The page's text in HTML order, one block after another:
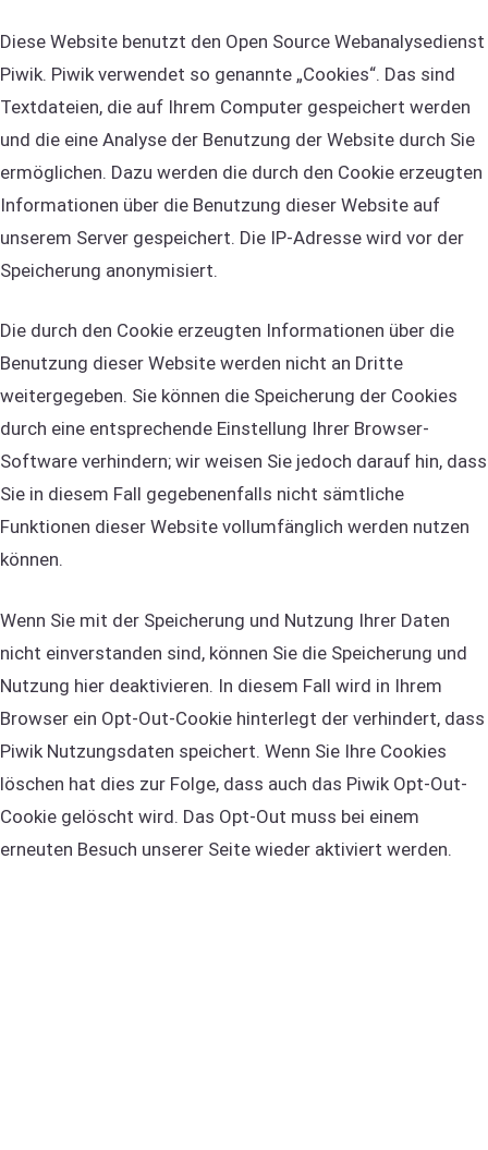
Diese Website benutzt den Open Source Webanalysedienst
Piwik. Piwik verwendet so genannte „Cookies“. Das sind
Textdateien, die auf Ihrem Computer gespeichert werden
und die eine Analyse der Benutzung der Website durch Sie
ermöglichen. Dazu werden die durch den Cookie erzeugten
Informationen über die Benutzung dieser Website auf
unserem Server gespeichert. Die IP-Adresse wird vor der
Speicherung anonymisiert.
Die durch den Cookie erzeugten Informationen über die
Benutzung dieser Website werden nicht an Dritte
weitergegeben. Sie können die Speicherung der Cookies
durch eine entsprechende Einstellung Ihrer Browser-
Software verhindern; wir weisen Sie jedoch darauf hin, dass
Sie in diesem Fall gegebenenfalls nicht sämtliche
Funktionen dieser Website vollumfänglich werden nutzen
können.
Wenn Sie mit der Speicherung und Nutzung Ihrer Daten
nicht einverstanden sind, können Sie die Speicherung und
Nutzung hier deaktivieren. In diesem Fall wird in Ihrem
Browser ein Opt-Out-Cookie hinterlegt der verhindert, dass
Piwik Nutzungsdaten speichert. Wenn Sie Ihre Cookies
löschen hat dies zur Folge, dass auch das Piwik Opt-Out-
Cookie gelöscht wird. Das Opt-Out muss bei einem
erneuten Besuch unserer Seite wieder aktiviert werden.